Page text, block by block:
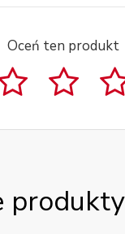
Oceń ten produkt
produkty